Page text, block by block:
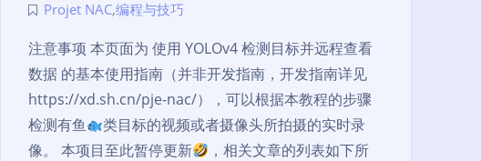
Projet NAC,编程与技巧
注意事项 本页面为 使用 YOLOv4 检测目标并远程查看
数据 的基本使用指南（并非开发指南，开发指南详见
https://xd.sh.cn/pje-nac/），可以根据本教程的步骤
检测有鱼
类目标的视频或者摄像头所拍摄的实时录
像。 本项目至此暂停更新
，相关文章的列表如下所